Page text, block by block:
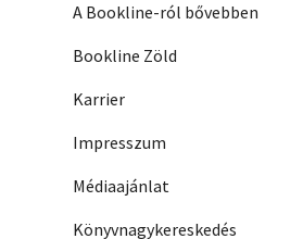
A Bookline-ról bővebben
Bookline Zöld
Karrier
Impresszum
Médiaajánlat
Könyvnagykereskedés